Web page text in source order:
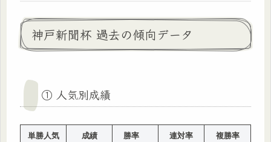
神戸新聞杯 過去の傾向データ
① 人気別成績
単勝人気 成績 勝率 連対率 複勝率